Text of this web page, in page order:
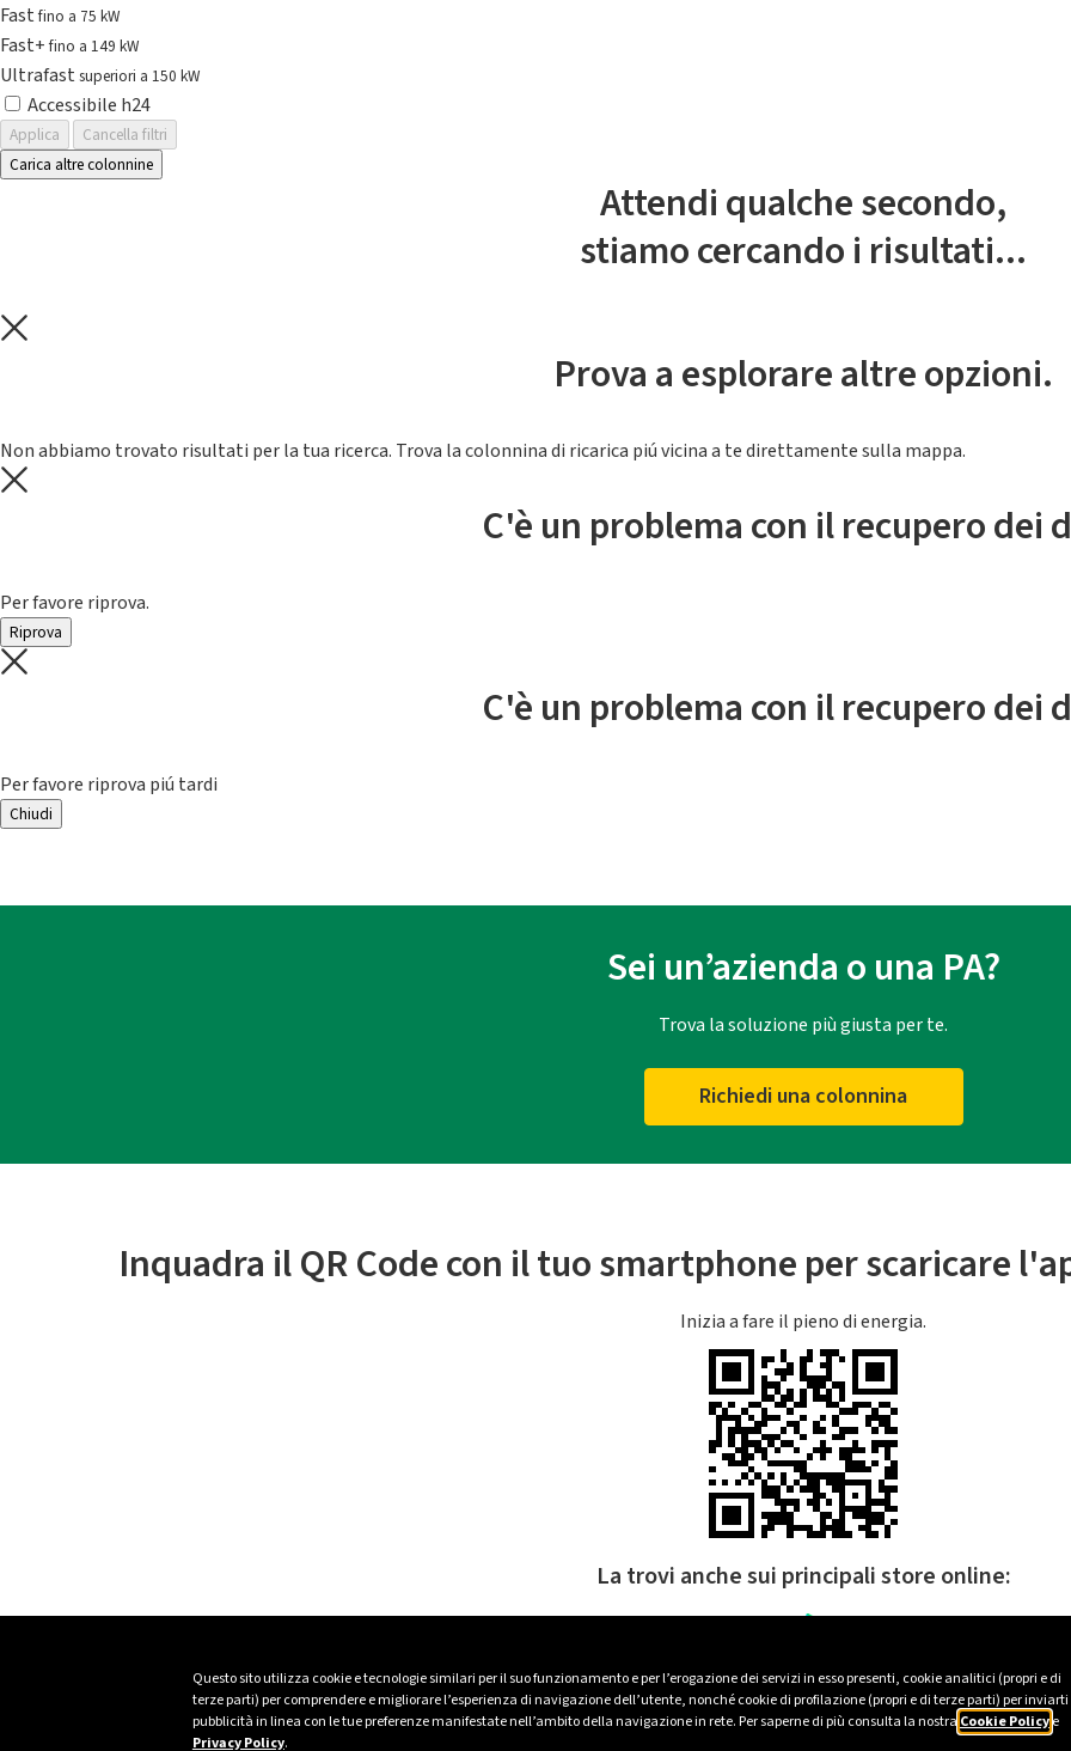
Questo sito utilizza cookie e tecnologie similari per il suo funzionamento e per l’erogazione dei servizi in esso presenti, cookie analitici (propri e di
terze parti) per comprendere e migliorare l’esperienza di navigazione dell’utente, nonché cookie di profilazione (propri e di terze parti) per inviarti
pubblicità in linea con le tue preferenze manifestate nell’ambito della navigazione in rete. Per saperne di più consulta la nostra Cookie Policye
Privacy Policy.
Fastfino a 75 kW
Fast+fino a 149 kW
Ultrafast superiori a 150 kW
Accessibile h24
Applica
Cancella filtri
Carica altre colonnine
Attendi qualche secondo,
stiamo cercando i risultati...
Prova a esplorare altre opzioni.
Non abbiamo trovato risultati per la tua ricerca. Trova la colonnina di ricarica piú vicina a te direttamente sulla mappa.
C'è un problema con il recupero dei
Per favore riprova.
Riprova
C'è un problema con il recupero dei
Per favore riprova piú tardi
Chiudi
Sei un’azienda o una PA?
Trova la soluzione più giusta per te.
Richiedi una colonnina
Inquadra il QR Code con il tuo smartphone per scaricare
Inizia a fare il pieno di energia.
La trovi anche sui principali store online: